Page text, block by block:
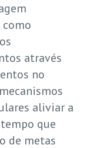
através
no
aliviar a
que
de metas